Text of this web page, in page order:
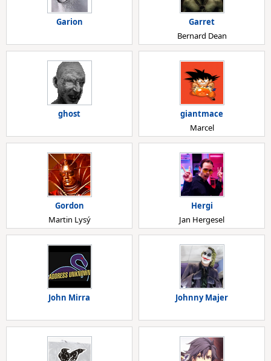
Garion
Garret
Bernard Dean
ghost
giantmace
Marcel
Gordon
Martin Lysý
Hergi
Jan Hergesel
John Mirra Johnny Majer